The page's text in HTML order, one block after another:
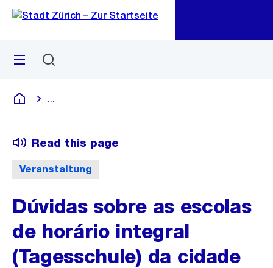
Navigation
Quick
Menü
Deutsch
Veranstaltung
Read this page
Dúvidas sobre as escolas
de horário integral
(Tagesschule) da cidade